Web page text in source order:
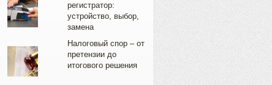
регистратор:
устройство, выбор,
замена
Налоговый спор – от
претензии до
итогового решения